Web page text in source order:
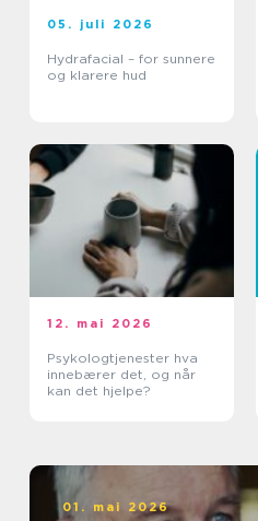
05. juli 2026
Hydrafacial – for sunnere
og klarere hud
12. mai 2026
Psykologtjenester hva
innebærer det, og når
kan det hjelpe?
01. mai 2026